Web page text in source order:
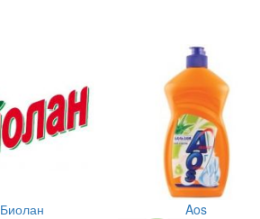
Биолан Aos